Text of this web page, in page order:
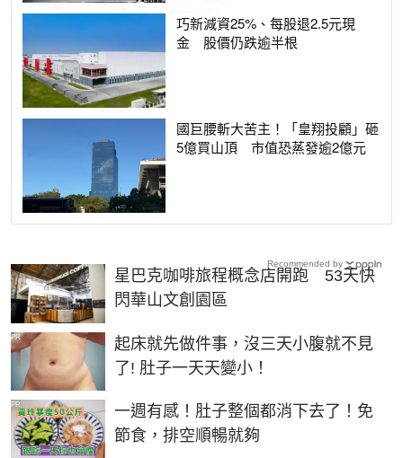
巧新減資25%、每股退2.5元現
金 股價仍跌逾半根
國巨腰斬大苦主！「皇翔投顧」砸
5億買山頂 市值恐蒸發逾2億元
星巴克咖啡旅程概念店開跑 53天快
閃華山文創園區
起床就先做件事，沒三天小腹就不見
了! 肚子一天天變小！
PR
一週有感！肚子整個都消下去了！免
節食，排空順暢就夠
PR
Recommended by